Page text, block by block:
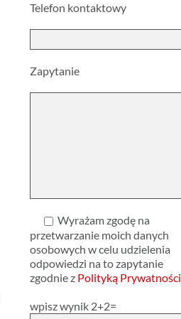
Telefon kontaktowy
Zapytanie
Wyrażam zgodę na
przetwarzanie moich danych
osobowych w celu udzielenia
odpowiedzi na to zapytanie
zgodnie z Polityką Prywatności
wpisz wynik 2+2=